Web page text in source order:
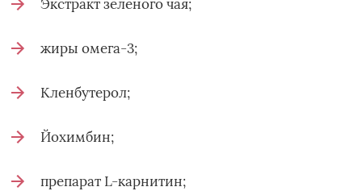
Экстракт зеленого чая;
жиры омега-3;
Кленбутерол;
Йохимбин;
препарат L-карнитин;